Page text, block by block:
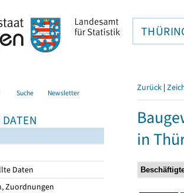
Suche Newsletter
Daten
Zuordnungen
Zurück |
in